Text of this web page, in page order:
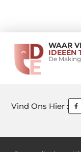
WAAR
IDEEËN
De
Vind Ons Hier :